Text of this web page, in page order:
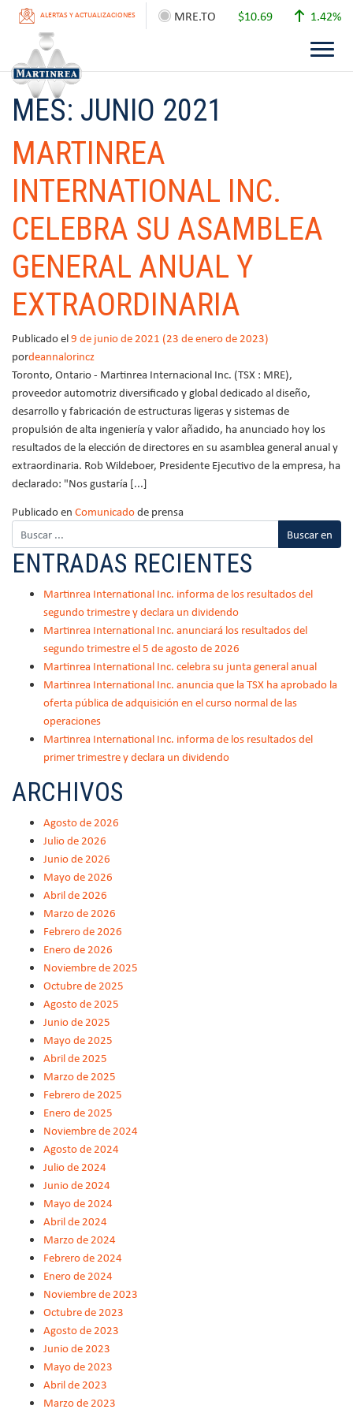
MRE.TO $10.69 1.42%
ALERTAS Y ACTUALIZACIONES
MES: JUNIO 2021
MARTINREA
INTERNATIONAL INC.
CELEBRA SU ASAMBLEA
GENERAL ANUAL Y
EXTRAORDINARIA
Publicado el9 de junio de 2021 (23 de enero de 2023)
pordeannalorincz
Toronto, Ontario - Martinrea Internacional Inc. (TSX : MRE),
proveedor automotriz diversificado y global dedicado al diseño,
desarrollo y fabricación de estructuras ligeras y sistemas de
propulsión de alta ingeniería y valor añadido, ha anunciado hoy los
resultados de la elección de directores en su asamblea general anual y
extraordinaria. Rob Wildeboer, Presidente Ejecutivo de la empresa, ha
declarado: "Nos gustaría [...]
Publicado enComunicadode prensa
ENTRADAS RECIENTES
Martinrea International Inc. informa de los resultados del
segundo trimestre y declara un dividendo
Martinrea International Inc. anunciará los resultados del
segundo trimestre el 5 de agosto de 2026
Martinrea International Inc. celebra su junta general anual
Martinrea International Inc. anuncia que la TSX ha aprobado la
oferta pública de adquisición en el curso normal de las
operaciones
Martinrea International Inc. informa de los resultados del
primer trimestre y declara un dividendo
ARCHIVOS
Agosto de 2026
Julio de 2026
Junio de 2026
Mayo de 2026
Abril de 2026
Marzo de 2026
Febrero de 2026
Enero de 2026
Noviembre de 2025
Octubre de 2025
Agosto de 2025
Junio de 2025
Mayo de 2025
Abril de 2025
Marzo de 2025
Febrero de 2025
Enero de 2025
Noviembre de 2024
Agosto de 2024
Julio de 2024
Junio de 2024
Mayo de 2024
Abril de 2024
Marzo de 2024
Febrero de 2024
Enero de 2024
Noviembre de 2023
Octubre de 2023
Agosto de 2023
Junio de 2023
Mayo de 2023
Abril de 2023
Marzo de 2023